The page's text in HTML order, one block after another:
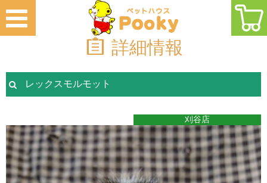
詳細情報
レックスモルモット
刈谷店